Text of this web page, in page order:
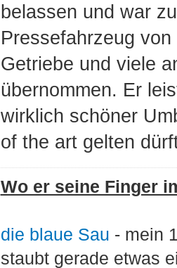
belassen und war
Pressefahrzeug
Getriebe und viele
übernommen. Er
wirklich schöner
of the art gelten
Wo er seine Finger
die blaue Sau - mein
staubt gerade etwas